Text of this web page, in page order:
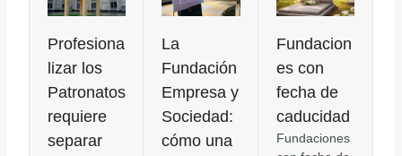
Profesiona
lizar los
Patronatos
requiere
separar
La
Fundación
Empresa y
Sociedad:
cómo una
Fundacion
es con
fecha de
caducidad
Fundaciones